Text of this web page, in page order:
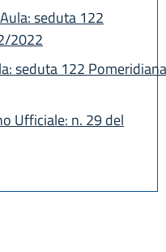
seduta 122
2022
seduta 122 Pomeridiana
Ufficiale: n. 29 del